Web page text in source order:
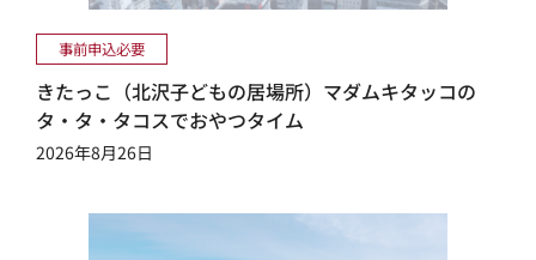
事前申込必要
きたっこ（北沢子どもの居場所）マダムキタッコの
タ・タ・タコスでおやつタイム
2026年8月26日